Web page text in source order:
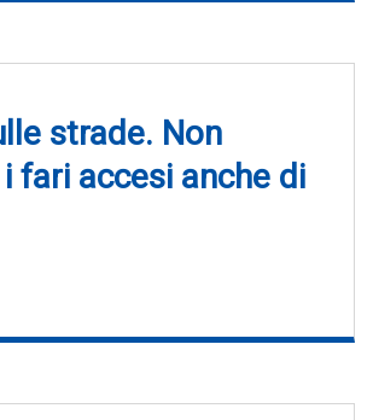
strade. Non
fari accesi anche di